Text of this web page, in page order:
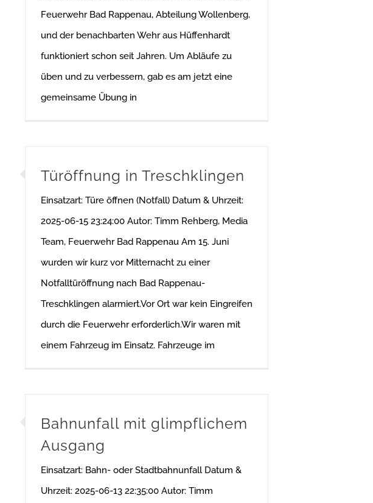
Feuerwehr Bad Rappenau, Abteilung Wollenberg,
und der benachbarten Wehr aus Hüffenhardt
funktioniert schon seit Jahren. Um Abläufe zu
üben und zu verbessern, gab es am jetzt eine
gemeinsame Übung in
Türöffnung in Treschklingen
Einsatzart: Türe öffnen (Notfall) Datum & Uhrzeit:
2025-06-15 23:24:00 Autor: Timm Rehberg, Media
Team, Feuerwehr Bad Rappenau Am 15. Juni
wurden wir kurz vor Mitternacht zu einer
Notfalltüröffnung nach Bad Rappenau-
Treschklingen alarmiert.Vor Ort war kein Eingreifen
durch die Feuerwehr erforderlich.Wir waren mit
einem Fahrzeug im Einsatz. Fahrzeuge im
Bahnunfall mit glimpflichem
Ausgang
Einsatzart: Bahn- oder Stadtbahnunfall Datum &
Uhrzeit: 2025-06-13 22:35:00 Autor: Timm